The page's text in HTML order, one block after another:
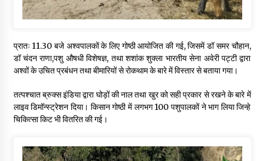
प्रातः 11.30 बजे अश्वपालकों के लिए गोष्ठी आयोजित की गई, जिसमें डॉ समर चौहान,
डॉ चंदन राणा,पशु औषधी विशेषज्ञ, तथा शशांक शुक्ला भारतीय सेना अवेरी पट्टी द्वारा
अश्वों के उचित प्रबंधन तथा बीमारियों से रोकथाम के बारे में विस्तार से बताया गया।
तत्पश्चात ब्रुक्स इंडिया द्वारा घोड़ों की नाल तथा खुर को सही प्रकार से रखने के बारे में
लाइव डिमॉन्स्ट्रेशन दिया। किसान गोष्ठी में लगभग 100 पशुपालकों ने भाग लिया जिन्हे
चिकित्सा किट भी वितरित की गई।